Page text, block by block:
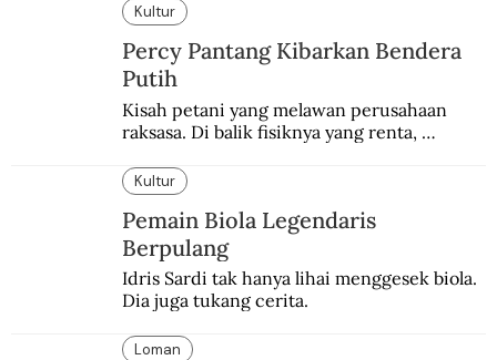
Kultur
Percy Pantang Kibarkan Bendera
Putih
Kisah petani yang melawan perusahaan
raksasa. Di balik fisiknya yang renta,
Kultur
Pemain Biola Legendaris
Berpulang
Idris Sardi tak hanya lihai menggesek biola.
Dia juga tukang cerita.
Loman